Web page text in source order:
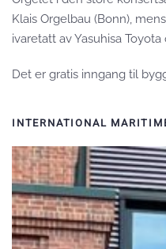
Klais Orgelbau (Bonn),
ivaretatt av Yasuhisa
Det er gratis inngang til
INTERNATIONAL